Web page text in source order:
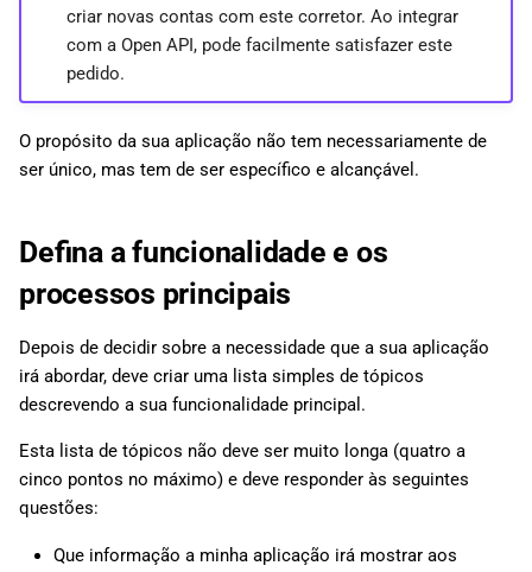
criar novas contas com este corretor. Ao integrar
com a Open API, pode facilmente satisfazer este
pedido.
O propósito da sua aplicação não tem necessariamente de
ser único, mas tem de ser específico e alcançável.
Defina a funcionalidade e os
processos principais
Depois de decidir sobre a necessidade que a sua aplicação
irá abordar, deve criar uma lista simples de tópicos
descrevendo a sua funcionalidade principal.
Esta lista de tópicos não deve ser muito longa (quatro a
cinco pontos no máximo) e deve responder às seguintes
questões:
Que informação a minha aplicação irá mostrar aos